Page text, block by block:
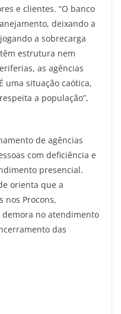
e clientes. “O banco
deixando a
a sobrecarga
estrutura nem
as agências
uma situação caótica,
a população”,
de agências
com deficiência e
presencial.
orienta que a
nos Procons,
no atendimento
das